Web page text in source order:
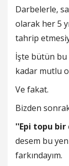
Darbelerle,
olarak her 5
tahrip
İşte bütün bu
kadar mutlu
Ve fakat.
Bizden
''Epi topu
desem bu
farkındayım.